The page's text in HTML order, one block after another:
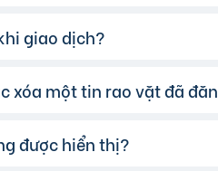
phù hợp, hãy nhấp vào
giao dịch?
chúng tôi khuyến khích
người mua.
xóa một tin rao vặt đã
được hiển thị?